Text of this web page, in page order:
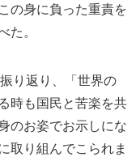
の身に負った重責を
た。
り返り、「世界の
時も国民と苦楽を共
のお姿でお示しにな
取り組んでこられま